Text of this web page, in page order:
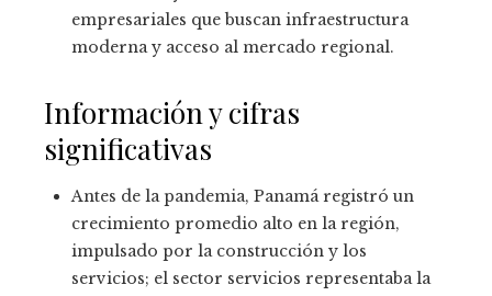
empresariales que buscan infraestructura
moderna y acceso al mercado regional.
Información y cifras
significativas
Antes de la pandemia, Panamá registró un
crecimiento promedio alto en la región,
impulsado por la construcción y los
servicios; el sector servicios representaba la